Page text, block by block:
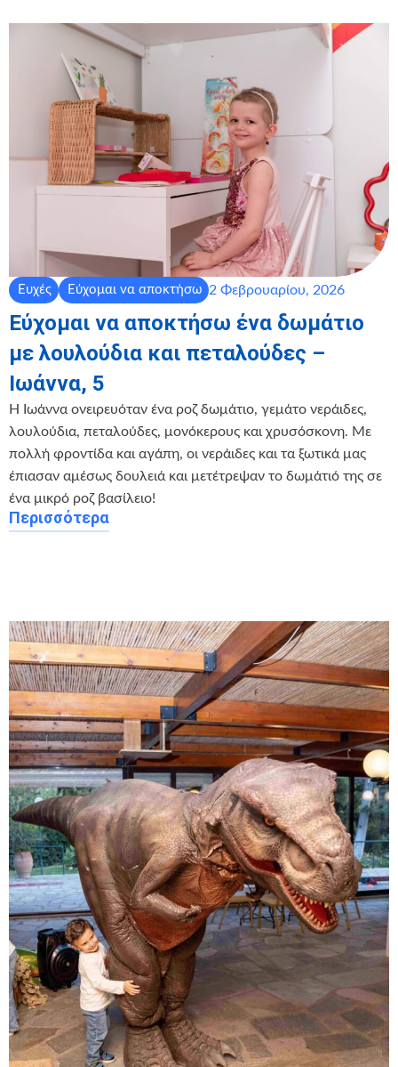
Ευχές Εύχομαι να αποκτήσω 2 Φεβρουαρίου, 2026
Εύχομαι να αποκτήσω ένα δωμάτιο
με λουλούδια και πεταλούδες –
Ιωάννα, 5
Η Ιωάννα ονειρευόταν ένα ροζ δωμάτιο, γεμάτο νεράιδες,
λουλούδια, πεταλούδες, μονόκερους και χρυσόσκονη. Με
πολλή φροντίδα και αγάπη, οι νεράιδες και τα ξωτικά μας
έπιασαν αμέσως δουλειά και μετέτρεψαν το δωμάτιό της σε
ένα μικρό ροζ βασίλειο!
Περισσότερα